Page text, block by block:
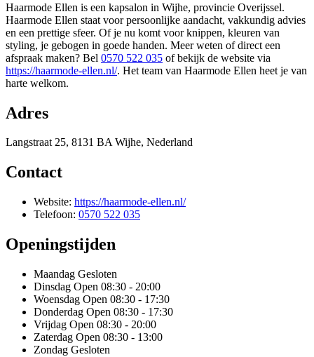
Haarmode Ellen is een kapsalon in Wijhe, provincie Overijssel.
Haarmode Ellen staat voor persoonlijke aandacht, vakkundig advies
en een prettige sfeer. Of je nu komt voor knippen, kleuren van
styling, je gebogen in goede handen. Meer weten of direct een
afspraak maken? Bel 0570 522 035 of bekijk de website via
https://haarmode-ellen.nl/. Het team van Haarmode Ellen heet je van
harte welkom.
Adres
Langstraat 25, 8131 BA Wijhe, Nederland
Contact
Website: https://haarmode-ellen.nl/
Telefoon: 0570 522 035
Openingstijden
Maandag Gesloten
Dinsdag Open 08:30 - 20:00
Woensdag Open 08:30 - 17:30
Donderdag Open 08:30 - 17:30
Vrijdag Open 08:30 - 20:00
Zaterdag Open 08:30 - 13:00
Zondag Gesloten